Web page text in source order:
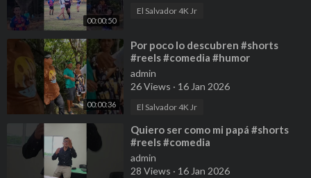
00:00:50
El Salvador 4K Jr
00:00:36
⁣Por poco lo descubren #shorts
#reels #comedia #humor
admin
26 Views · 16 Jan 2026
El Salvador 4K Jr
⁣Quiero ser como mi papá #shorts
#reels #comedia
admin
28 Views · 16 Jan 2026